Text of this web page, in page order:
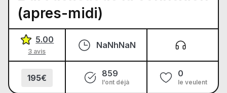
(apres-midi)
5.00
3 avis
195€
NaNhNaN
859
l’ont déjà
0
le veulent